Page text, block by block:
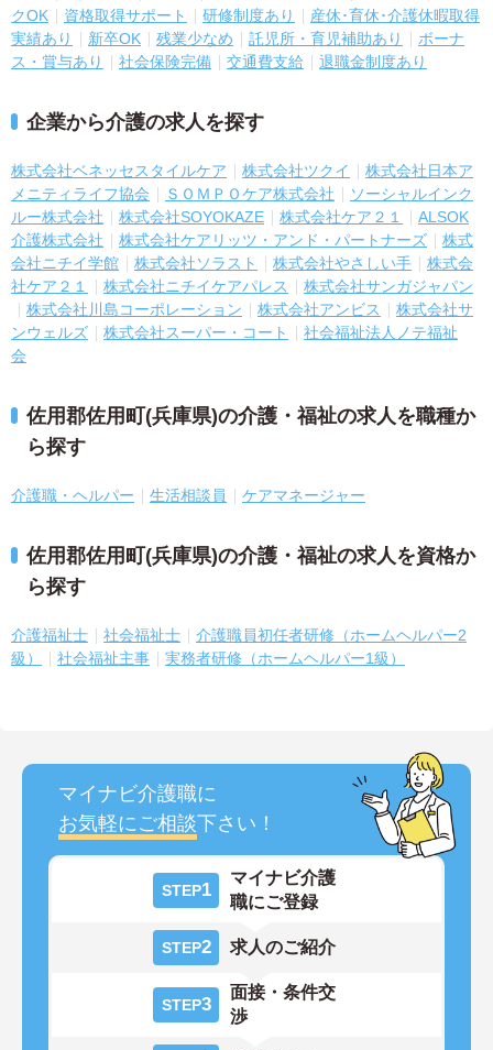
クOK
資格取得サポート 研修制度あり
産休･育休･介護休暇取得
実績あり
新卒OK 残業少なめ 託児所・育児補助あり
ボーナ
ス・賞与あり
社会保険完備 交通費支給 退職金制度あり
企業から介護の求人を探す
株式会社ベネッセスタイルケア 株式会社ツクイ
株式会社日本ア
メニティライフ協会
ＳＯＭＰＯケア株式会社
ソーシャルインク
ルー株式会社
株式会社SOYOKAZE 株式会社ケア２１
ALSOK
介護株式会社
株式会社ケアリッツ・アンド・パートナーズ
株式
会社ニチイ学館
株式会社ソラスト 株式会社やさしい手
株式会
社ケア２１
株式会社ニチイケアパレス
株式会社サンガジャパン
株式会社川島コーポレーション
株式会社アンビス
株式会社サ
ンウェルズ
株式会社スーパー・コート
社会福祉法人ノテ福祉
会
佐用郡佐用町(兵庫県)の介護・福祉の求人を職種か
ら探す
介護職・ヘルパー 生活相談員 ケアマネージャー
佐用郡佐用町(兵庫県)の介護・福祉の求人を資格か
ら探す
介護福祉士 社会福祉士
介護職員初任者研修（ホームヘルパー2
級）
社会福祉主事 実務者研修（ホームヘルパー1級）
マイナビ介護職に
お気軽にご相談下さい！
STEP1
マイナビ介護
職にご登録
STEP2 求人のご紹介
STEP3
面接・条件交
渉